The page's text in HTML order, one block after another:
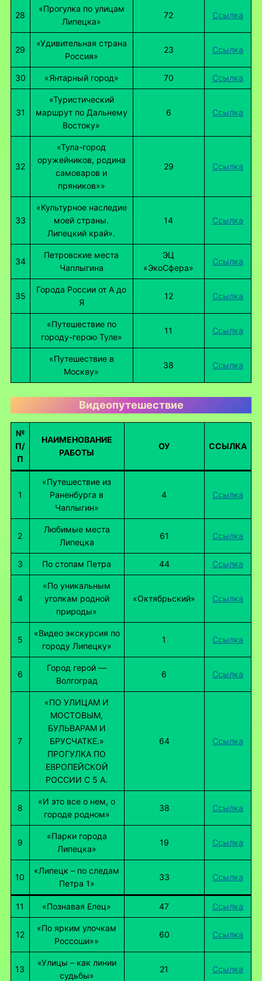
28
«Прогулка по улицам
Липецка»
72 Ссылка
29
«Удивительная страна
Россия»
23 Ссылка
30 «Янтарный город» 70 Ссылка
31
«Туристический
маршрут по Дальнему
Востоку»
6 Ссылка
32
«Тула-город
оружейников, родина
самоваров и
пряников»»
29 Ссылка
33
«Культурное наследие
моей страны.
Липецкий край».
14 Ссылка
34
Петровские места
Чаплыгина
ЭЦ
«ЭкоСфера»
Ссылка
35
Города России от А до
Я
12 Ссылка
«Путешествие по
городу-герою Туле»
11 Ссылка
«Путешествие в
Москву»
38 Ссылка
Видеопутешествие
№
П/
П
НАИМЕНОВАНИЕ
РАБОТЫ
ОУ ССЫЛКА
1
«Путешествие из
Раненбурга в
Чаплыгин»
4 Ссылка
2
Любимые места
Липецка
61 Ссылка
3 По стопам Петра 44 Ссылка
4
«По уникальным
уголкам родной
природы»
«Октябрьский» Ссылка
5
«Видео экскурсия по
городу Липецку»
1 Ссылка
6
Город герой —
Волгоград
6 Ссылка
7
«ПО УЛИЦАМ И
МОСТОВЫМ,
БУЛЬВАРАМ И
БРУСЧАТКЕ.»
ПРОГУЛКА ПО
ЕВРОПЕЙСКОЙ
РОССИИ С 5 А.
64 Ссылка
8
«И это все о нем, о
городе родном»
38 Ссылка
9
«Парки города
Липецка»
19 Ссылка
10
«Липецк – по следам
Петра 1»
33 Ссылка
11 «Познавая Елец» 47 Ссылка
12
«По ярким улочкам
Россоши»»
60 Ссылка
13
«Улицы – как линии
судьбы»
21 Ссылка